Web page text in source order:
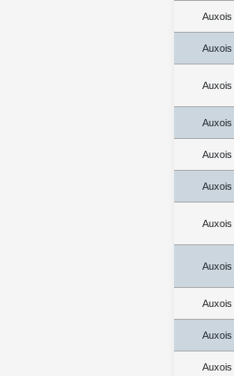
Auxois
Auxois
Auxois
Auxois
Auxois
Auxois
Auxois
Auxois
Auxois
Auxois
Auxois